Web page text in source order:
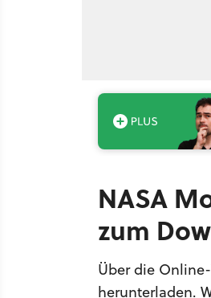
NASA
zum
Über die
herunterladen.